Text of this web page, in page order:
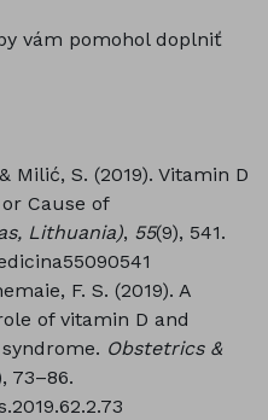
vám pomohol doplniť
Milić, S. (2019). Vitamin D
Cause of
Lithuania), 55(9), 541.
F. S. (2019). A
of vitamin D and
Obstetrics &
73–86.